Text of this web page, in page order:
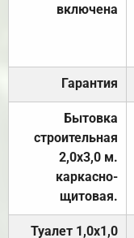
включена
Гарантия
Бытовка
строительная
2,0х3,0 м.
каркасно-
щитовая.
Туалет 1,0х1,0